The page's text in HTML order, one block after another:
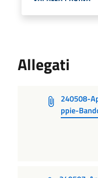
Allegati
240508-
ppie-